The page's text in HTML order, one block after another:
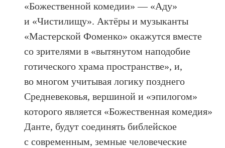
«Божественной комедии» — «Аду»
и «Чистилищу». Актёры и музыканты
«Мастерской Фоменко» окажутся вместе
со зрителями в «вытянутом наподобие
готического храма пространстве», и,
во многом учитывая логику позднего
Средневековья, вершиной и «эпилогом»
которого является «Божественная комедия»
Данте, будут соединять библейское
с современным, земные человеческие